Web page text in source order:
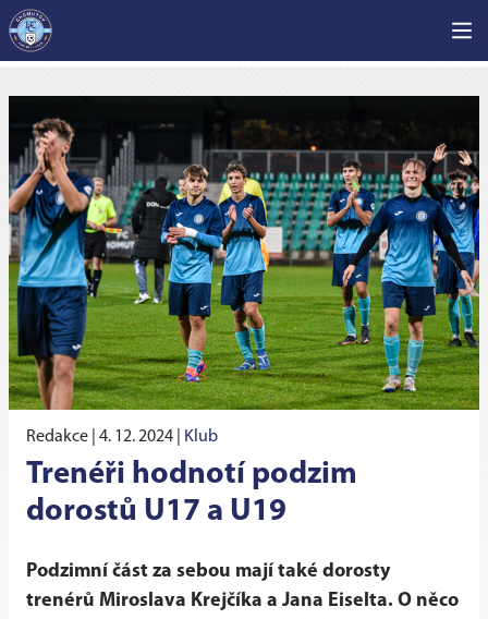
Redakce | 4. 12. 2024 Klub
Trenéři hodnotí podzim
dorostů U17 a U19
Podzimní část za sebou mají také dorosty
trenérů Miroslava Krejčíka a Jana Eiselta. O něco